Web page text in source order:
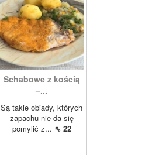
Schabowe z kością
–...
Są takie obiady, których
zapachu nie da się
pomylić z... ⇖ 22